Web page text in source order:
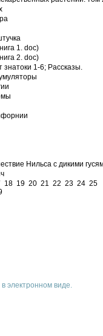
1. doc)
2. doc)
знатоки 1-6; Рассказы.
Нильса с дикими
18 19 20 21 22 23 24 25
электронном виде.